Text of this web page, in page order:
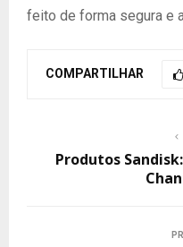
feito de forma segura e
COMPARTILHAR
Produtos